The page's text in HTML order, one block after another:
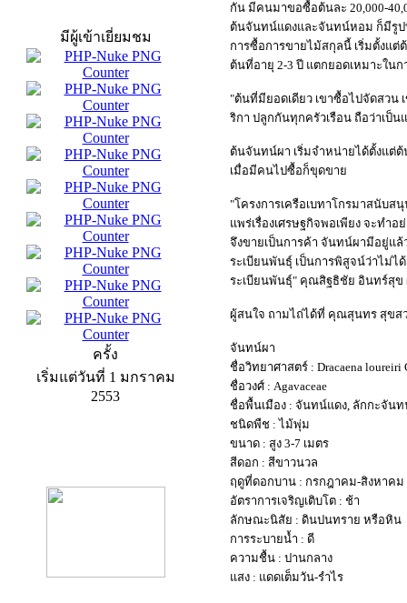
มีผู้เข้าเยี่ยมชม
ครั้ง
เริ่มแต่วันที่ 1 มกราคม
2553
กัน มีคนมาขอซื้อต้นละ 20,000-
ต้นจันทน์แดงและจันทน์หอม ก็มีรูป
การซื้อการขายไม้สกุลนี้ เริ่มตั้งแต่
ต้นที่อายุ 2-3 ปี แตกยอดเหมาะใน
"ต้นที่มียอดเดียว เขาซื้อไปจัดสวน
ริกา ปลูกกันทุกครัวเรือน ถือว่าเป็
ต้นจันทน์ผา เริ่มจำหน่ายได้ตั้งแต่
เมื่อมีคนไปซื้อก็ขุดขาย
"โครงการเครือเบทาโกรมาสนับ
แพร่เรื่องเศรษฐกิจพอเพียง จะทำอ
จึงขายเป็นการค้า จันทน์ผามีอยู่แล้
ระเบียนพันธุ์ เป็นการพิสูจน์ว่าไม่ไ
ระเบียนพันธุ์" คุณสิฐธิชัย อินทร์สุข
ผู้สนใจ ถามไถ่ได้ที่ คุณสุนทร สุขสว่
จันทน์ผา
ชื่อวิทยาศาสตร์ : Dracaena loureiri
ชื่อวงศ์ : Agavaceae
ชื่อพื้นเมือง : จันทน์แดง, ลักกะจัน
ชนิดพืช : ไม้พุ่ม
ขนาด : สูง 3-7 เมตร
สีดอก : สีขาวนวล
ฤดูที่ดอกบาน : กรกฎาคม-สิงหาคม
อัตราการเจริญเติบโต : ช้า
ลักษณะนิสัย : ดินปนทราย หรือหิน
การระบายน้ำ : ดี
ความชื้น : ปานกลาง
แสง : แดดเต็มวัน-รำไร